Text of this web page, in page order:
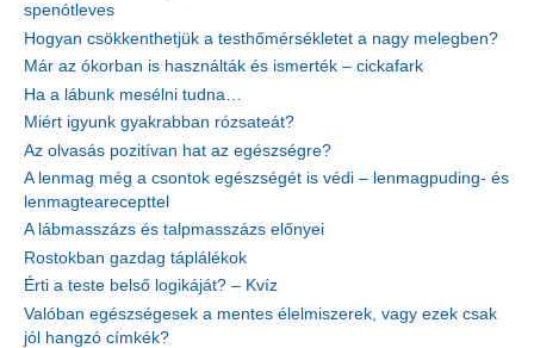
spenótleves
Hogyan csökkenthetjük a testhőmérsékletet a nagy melegben?
Már az ókorban is használták és ismerték – cickafark
Ha a lábunk mesélni tudna…
Miért igyunk gyakrabban rózsateát?
Az olvasás pozitívan hat az egészségre?
A lenmag még a csontok egészségét is védi – lenmagpuding- és
lenmagtearecepttel
A lábmasszázs és talpmasszázs előnyei
Rostokban gazdag táplálékok
Érti a teste belső logikáját? – Kvíz
Valóban egészségesek a mentes élelmiszerek, vagy ezek csak
jól hangzó címkék?